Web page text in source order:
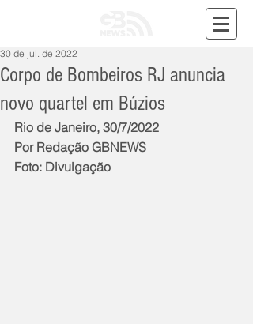
Corpo de Bombeiros RJ anuncia
novo quartel em Búzios
30 de jul. de 2022
Rio de Janeiro, 30/7/2022
Por Redação GBNEWS
Foto: Divulgação